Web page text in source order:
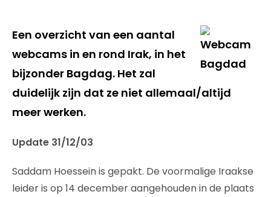
Een overzicht van een aantal
webcams in en rond Irak, in het
bijzonder Bagdag. Het zal
duidelijk zijn dat ze niet allemaal/altijd
meer werken.
Update 31/12/03
Saddam Hoessein is gepakt. De voormalige Iraakse
leider is op 14 december aangehouden in de plaats